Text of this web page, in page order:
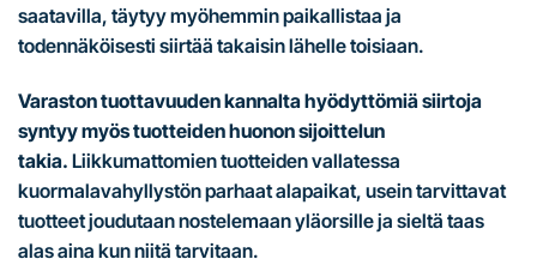
saatavilla, täytyy myöhemmin paikallistaa ja
todennäköisesti siirtää takaisin lähelle toisiaan.
Varaston tuottavuuden kannalta hyödyttömiä siirtoja
syntyy myös tuotteiden huonon sijoittelun
takia. Liikkumattomien tuotteiden vallatessa
kuormalavahyllystön parhaat alapaikat, usein tarvittavat
tuotteet joudutaan nostelemaan yläorsille ja sieltä taas
alas aina kun niitä tarvitaan.